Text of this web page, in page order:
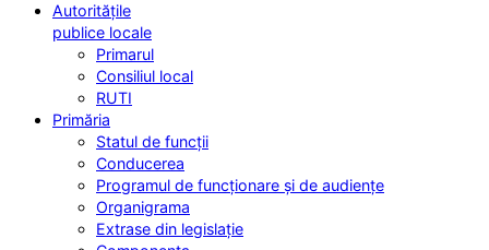
Autoritățile
publice locale
Primarul
Consiliul local
RUTI
Primăria
Statul de funcții
Conducerea
Programul de funcționare și de audiențe
Organigrama
Extrase din legislație